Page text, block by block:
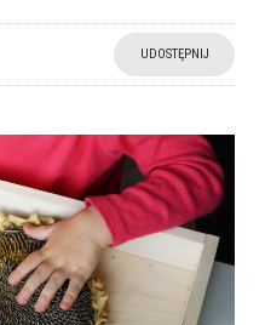
UDOSTĘPNIJ